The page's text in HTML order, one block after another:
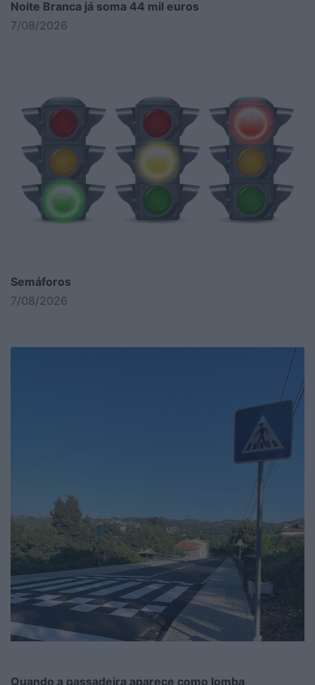
Noite Branca já soma 44 mil euros
7/08/2026
Semáforos
7/08/2026
Quando a passadeira aparece como lomba